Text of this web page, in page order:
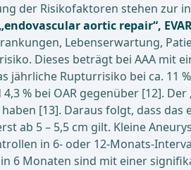
der Risikofaktoren stehen zur
aortic repair“,
Lebenserwartung,
Dieses beträgt bei AAA mit
Rupturrisiko bei ca. 11
% bei OAR gegenüber [12].
[13]. Daraus folgt, dass das
ab 5 – 5,5 cm gilt. Kleine
in 6- oder 12-Monats-
6 Monaten sind mit einer